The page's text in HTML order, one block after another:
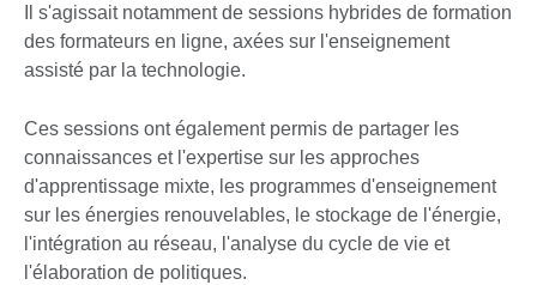
Il s'agissait notamment de sessions hybrides de formation
des formateurs en ligne, axées sur l'enseignement
assisté par la technologie.
Ces sessions ont également permis de partager les
connaissances et l'expertise sur les approches
d'apprentissage mixte, les programmes d'enseignement
sur les énergies renouvelables, le stockage de l'énergie,
l'intégration au réseau, l'analyse du cycle de vie et
l'élaboration de politiques.